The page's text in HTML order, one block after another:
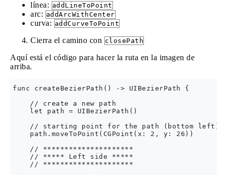
línea: addLineToPoint
arc: addArcWithCenter
curva: addCurveToPoint
Cierra el camino con closePath
Aquí está el código para hacer la ruta en la imagen de
arriba.
func createBezierPath() -> UIBezierPath {
    // create a new path
    let path = UIBezierPath()
    // starting point for the path (bottom left)
    path.moveToPoint(CGPoint(x: 2, y: 26))
    // *********************
    // ***** Left side *****
    // *********************